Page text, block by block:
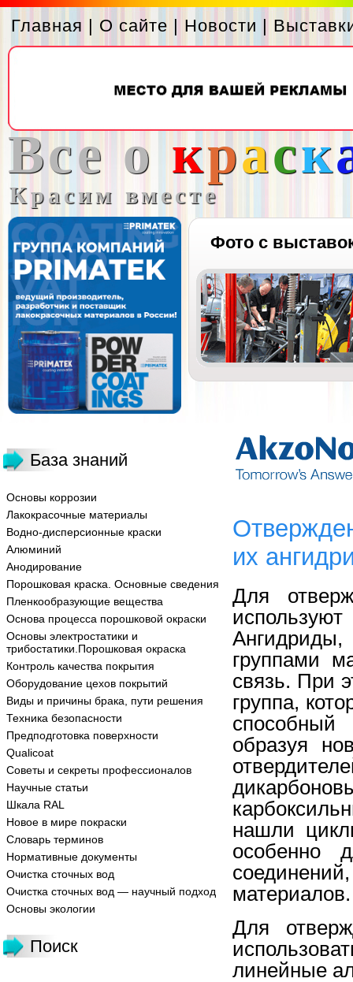
Главная | О сайте | Новости |
Все о краск
Красим вместе
Фото с
База знаний
Основы коррозии
Лакокрасочные материалы
Водно-дисперсионные краски
Алюминий
Анодирование
Порошковая краска. Основные сведения
Пленкообразующие вещества
Основа процесса порошковой окраски
Основы электростатики и
трибостатики.Порошковая окраска
Контроль качества покрытия
Оборудование цехов покрытий
Виды и причины брака, пути решения
Техника безопасности
Предподготовка поверхности
Qualicoat
Советы и секреты профессионалов
Научные статьи
Шкала RAL
Новое в мире покраски
Словарь терминов
Нормативные документы
Очистка сточных вод
Очистка сточных вод — научный подход
Основы экологии
Поиск
их
Для
группами
связь. При
группа,
способный
образуя
нашли
особенно
материалов.
Для
линейные